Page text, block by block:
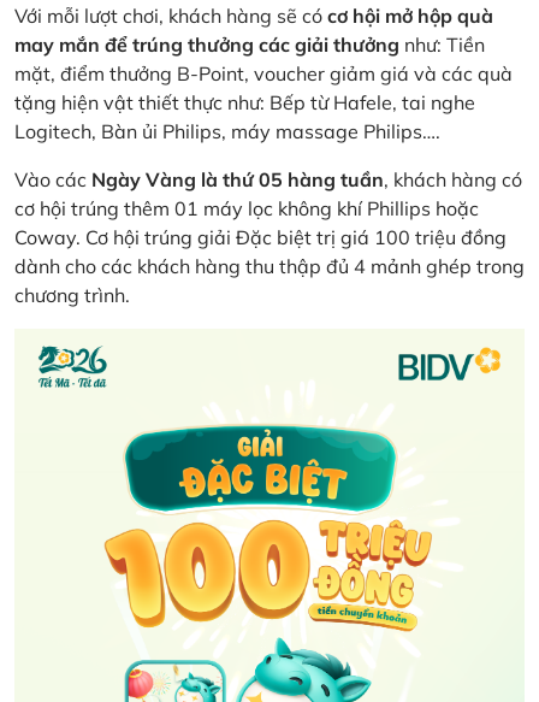
Với mỗi lượt chơi, khách hàng sẽ có cơ hội mở hộp quà
may mắn để trúng thưởng các giải thưởng như: Tiền
mặt, điểm thưởng B-Point, voucher giảm giá và các quà
tặng hiện vật thiết thực như: Bếp từ Hafele, tai nghe
Logitech, Bàn ủi Philips, máy massage Philips….
Vào các Ngày Vàng là thứ 05 hàng tuần, khách hàng có
cơ hội trúng thêm 01 máy lọc không khí Phillips hoặc
Coway. Cơ hội trúng giải Đặc biệt trị giá 100 triệu đồng
dành cho các khách hàng thu thập đủ 4 mảnh ghép trong
chương trình.